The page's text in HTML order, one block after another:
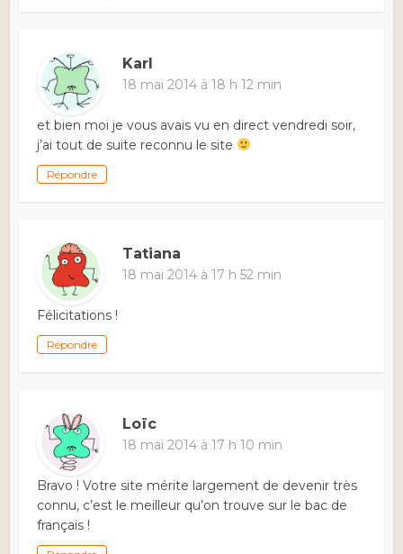
Karl
18 mai 2014 à 18 h 12 min
et bien moi je vous avais vu en direct vendredi soir,
j’ai tout de suite reconnu le site
Répondre
Tatiana
18 mai 2014 à 17 h 52 min
Félicitations !
Répondre
Loïc
18 mai 2014 à 17 h 10 min
Bravo ! Votre site mérite largement de devenir très
connu, c’est le meilleur qu’on trouve sur le bac de
français !